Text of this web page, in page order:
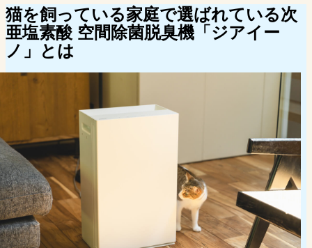
猫を飼っている家庭で選ばれている次
亜塩素酸 空間除菌脱臭機「ジアイー
ノ」とは